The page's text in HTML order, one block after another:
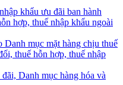
khẩu ưu đãi ban hành
hợp, thuế nhập khẩu ngoài
mục mặt hàng chịu thuế
thuế hỗn hợp, thuế nhập
Danh mục hàng hóa và